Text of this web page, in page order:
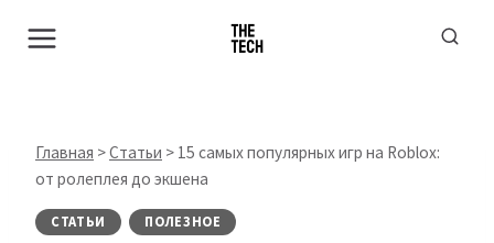
Главная >Статьи > 15 самых популярных игр на Roblox:
от ролеплея до экшена
СТАТЬИ ПОЛЕЗНОЕ